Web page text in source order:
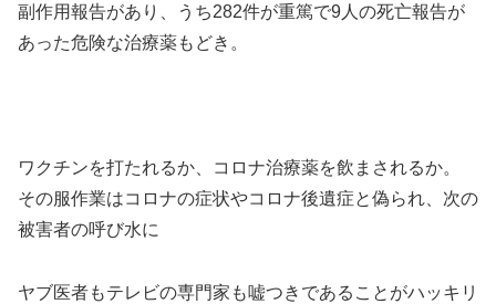
副作用報告があり、うち282件が重篤で9人の死亡報告が
あった危険な治療薬もどき。
ワクチンを打たれるか、コロナ治療薬を飲まされるか。
その服作業はコロナの症状やコロナ後遺症と偽られ、次の
被害者の呼び水に
ヤブ医者もテレビの専門家も嘘つきであることがハッキリ